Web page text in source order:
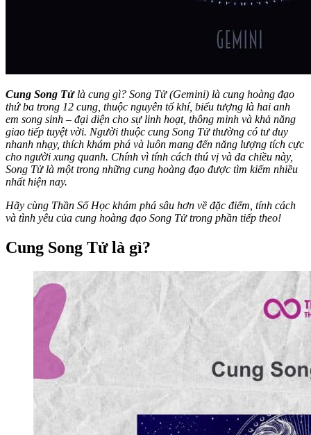
Cung Song Tửlà cung gì? Song Tử (Gemini) là cung hoàng đạo
thứ ba trong 12 cung, thuộc nguyên tố khí, biểu tượng là hai anh
em song sinh – đại diện cho sự linh hoạt, thông minh và khả năng
giao tiếp tuyệt vời. Người thuộc cung Song Tử thường có tư duy
nhanh nhạy, thích khám phá và luôn mang đến năng lượng tích cực
cho người xung quanh. Chính vì tính cách thú vị và đa chiều này,
Song Tử là một trong những cung hoàng đạo được tìm kiếm nhiều
nhất hiện nay.
Hãy cùng Thần Số Học khám phá sâu hơn về đặc điểm, tính cách
và tình yêu của cung hoàng đạo Song Tử trong phần tiếp theo!
Cung Song Tử là gì?